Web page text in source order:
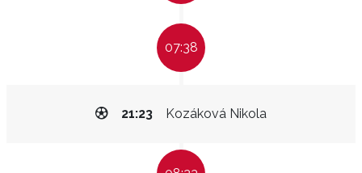
07:38
Kozáková Nikola
21:23